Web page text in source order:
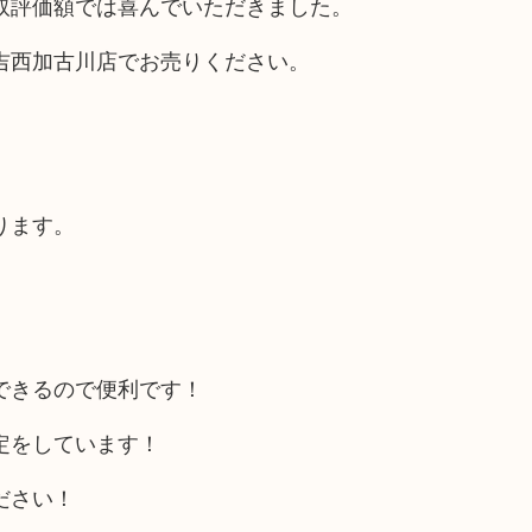
加古川店でお売りください。
す。
るので便利です！
しています！
い！